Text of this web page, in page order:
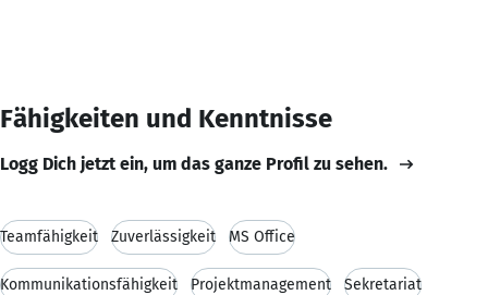
Fähigkeiten und Kenntnisse
Logg Dich jetzt ein, um das ganze Profil zu sehen.
Teamfähigkeit Zuverlässigkeit MS Office
Kommunikationsfähigkeit Projektmanagement Sekretariat